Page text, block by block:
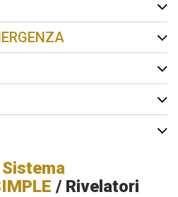
Sistema
/ Rivelatori